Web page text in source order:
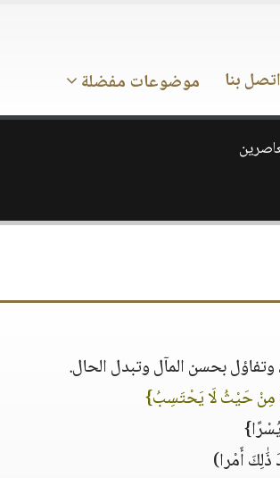
اتصل بنا موضوعات مفضلة
بحسن المآل وتبدل الحال.
مِنْ حَيْثُ لَا يَحْتَسِبُ}
أَمْرا)